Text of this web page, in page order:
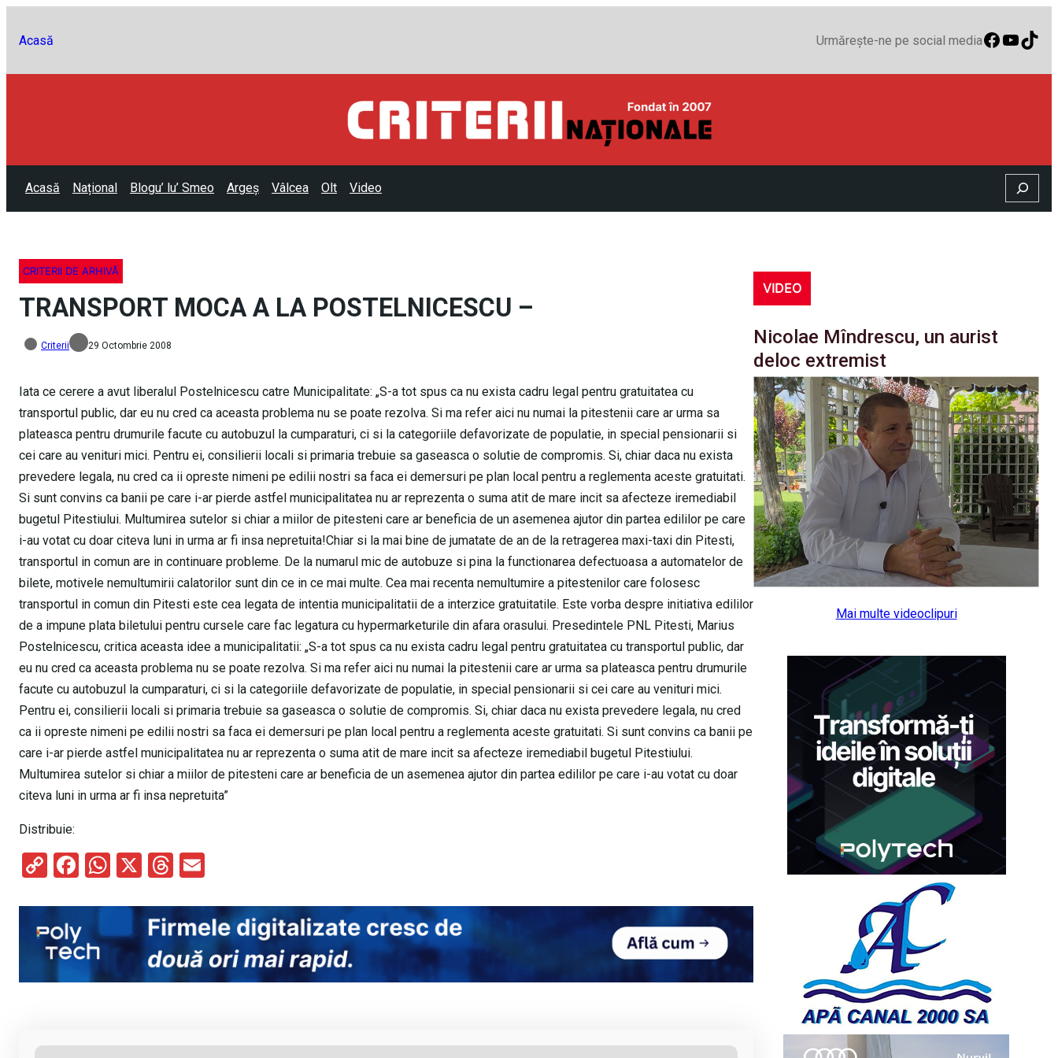
Acasă Urmărește-ne pe social media
Acasă Național Blogu’ lu’ Smeo Argeș Vâlcea Olt Video Search
CRITERII DE ARHIVĂ
TRANSPORT MOCA A LA POSTELNICESCU –
Criterii 29 Octombrie 2008
Iata ce cerere a avut liberalul Postelnicescu catre Municipalitate: „S-a tot spus ca nu exista cadru legal pentru gratuitatea cu
transportul public, dar eu nu cred ca aceasta problema nu se poate rezolva. Si ma refer aici nu numai la pitestenii care ar urma sa
plateasca pentru drumurile facute cu autobuzul la cumparaturi, ci si la categoriile defavorizate de populatie, in special pensionarii si
cei care au venituri mici. Pentru ei, consilierii locali si primaria trebuie sa gaseasca o solutie de compromis. Si, chiar daca nu exista
prevedere legala, nu cred ca ii opreste nimeni pe edilii nostri sa faca ei demersuri pe plan local pentru a reglementa aceste gratuitati.
Si sunt convins ca banii pe care i-ar pierde astfel municipalitatea nu ar reprezenta o suma atit de mare incit sa afecteze iremediabil
bugetul Pitestiului. Multumirea sutelor si chiar a miilor de pitesteni care ar beneficia de un asemenea ajutor din partea edililor pe care
i-au votat cu doar citeva luni in urma ar fi insa nepretuita!Chiar si la mai bine de jumatate de an de la retragerea maxi-taxi din Pitesti,
transportul in comun are in continuare probleme. De la numarul mic de autobuze si pina la functionarea defectuoasa a automatelor de
bilete, motivele nemultumirii calatorilor sunt din ce in ce mai multe. Cea mai recenta nemultumire a pitestenilor care folosesc
transportul in comun din Pitesti este cea legata de intentia municipalitatii de a interzice gratuitatile. Este vorba despre initiativa edililor
de a impune plata biletului pentru cursele care fac legatura cu hypermarketurile din afara orasului. Presedintele PNL Pitesti, Marius
Postelnicescu, critica aceasta idee a municipalitatii: „S-a tot spus ca nu exista cadru legal pentru gratuitatea cu transportul public, dar
eu nu cred ca aceasta problema nu se poate rezolva. Si ma refer aici nu numai la pitestenii care ar urma sa plateasca pentru drumurile
facute cu autobuzul la cumparaturi, ci si la categoriile defavorizate de populatie, in special pensionarii si cei care au venituri mici.
Pentru ei, consilierii locali si primaria trebuie sa gaseasca o solutie de compromis. Si, chiar daca nu exista prevedere legala, nu cred
ca ii opreste nimeni pe edilii nostri sa faca ei demersuri pe plan local pentru a reglementa aceste gratuitati. Si sunt convins ca banii pe
care i-ar pierde astfel municipalitatea nu ar reprezenta o suma atit de mare incit sa afecteze iremediabil bugetul Pitestiului.
Multumirea sutelor si chiar a miilor de pitesteni care ar beneficia de un asemenea ajutor din partea edililor pe care i-au votat cu doar
citeva luni in urma ar fi insa nepretuita”
Distribuie:
C
py
Li
n
k
F
ce
b
o
o
W
at
s
A
p
X
T
e
a
d
s
ail
VIDEO
Nicolae Mîndrescu, un aurist
deloc extremist
Mai multe videoclipuri